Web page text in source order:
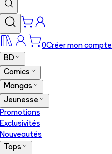
0Créer mon compte
BD
Comics
Mangas
Jeunesse
Promotions
Exclusivités
Nouveautés
Tops